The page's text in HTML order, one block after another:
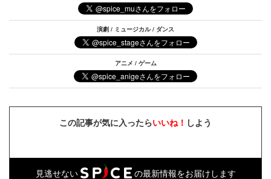
演劇 / ミュージカル / ダンス
アニメ / ゲーム
この記事が気に入ったらいいね！ しよう
見逃せない の最新情報をお届けします